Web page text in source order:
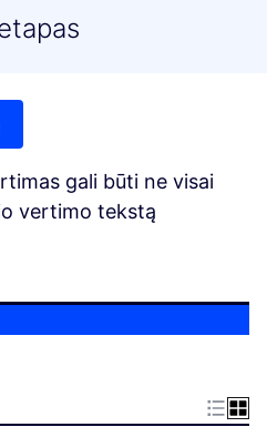
gali būti ne visai
vertimo tekstą